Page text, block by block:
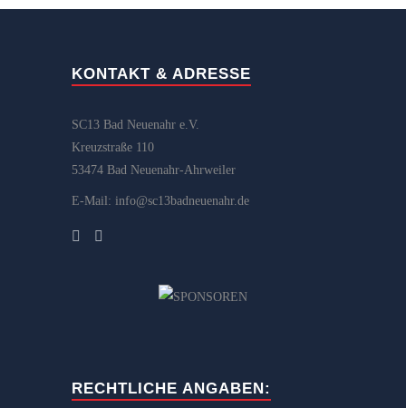
KONTAKT & ADRESSE
SC13 Bad Neuenahr e.V.
Kreuzstraße 110
53474 Bad Neuenahr-Ahrweiler
E-Mail: info@sc13badneuenahr.de
RECHTLICHE ANGABEN: